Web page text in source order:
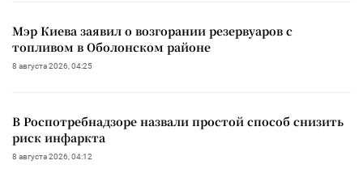
Мэр Киева заявил о возгорании резервуаров с
топливом в Оболонском районе
8 августа 2026, 04:25
В Роспотребнадзоре назвали простой способ снизить
риск инфаркта
8 августа 2026, 04:12